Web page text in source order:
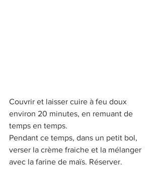
Couvrir et laisser cuire à feu doux
environ 20 minutes, en remuant de
temps en temps.
Pendant ce temps, dans un petit bol,
verser la crème fraiche et la mélanger
avec la farine de maïs. Réserver.